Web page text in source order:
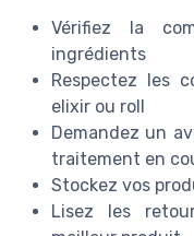
Vérifiez la
ingrédients
Respectez les
elixir ou roll
Demandez un
traitement en
Stockez vos
Lisez les